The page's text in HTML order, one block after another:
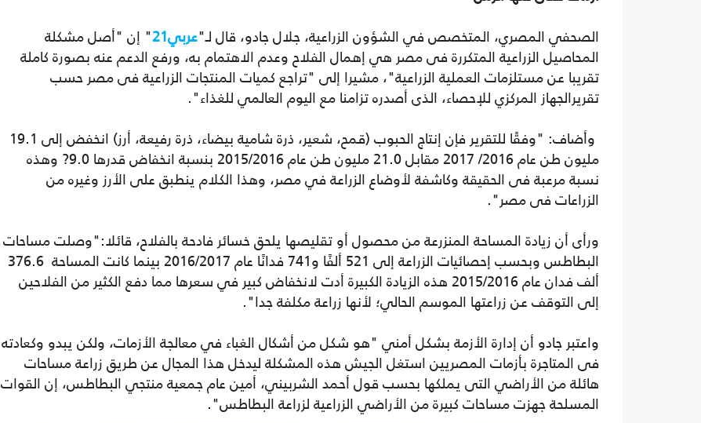
الصحفي المصري، المتخصص في الشؤون الزراعية، جلال جادو، قال لـ"عربي21
" إن "أصل مشكلة
المحاصيل الزراعية المتكررة فى مصر هي إهمال الفلاح وعدم الاهتمام به، ورفع الدعم عنه بصورة كاملة
تقريبا عن مستلزمات العملية الزراعية"، مشيرا إلى "تراجع كميات المنتجات الزراعية فى مصر حسب
تقريرالجهاز المركزي للإحصاء، الذى أصدره تزامنا مع اليوم العالمي للغذاء".
وأضاف: "وفقًا للتقرير فإن إنتاج الحبوب (قمح، شعير، ذرة شامية بيضاء، ذرة رفيعة، أرز) انخفض إلى 19.1
مليون طن عام 2016/ 2017 مقابل 21.0 مليون طن عام 2015/2016 بنسبة انخفاض قدرها 9.0? وهذه
نسبة مرعبة فى الحقيقة وكاشفة لأوضاع الزراعة في مصر، وهذا الكلام ينطبق على الأرز وغيره من
الزراعات فى مصر".
ورأى أن زيادة المساحة المنزرعة من محصول أو تقليصها يلحق خسائر فادحة بالفلاح، قائلا:"وصلت مساحات
البطاطس وبحسب إحصائيات الزراعة إلى 521 ألفًا و741 فدانًا عام 2016/2017 بينما كانت المساحة 376.6
ألف فدان عام 2015/2016 هذه الزيادة الكبيرة أدت لانخفاض كبير في سعرها مما دفع الكثير من الفلاحين
إلى التوقف عن زراعتها الموسم الحالي؛ لأنها زراعة مكلفة جدا".
واعتبر جادو أن إدارة الأزمة بشكل أمني "هو شكل من أشكال الغباء في معالجة الأزمات، ولكن يبدو وكعادته
فى المتاجرة بأزمات المصريين استغل الجيش هذه المشكلة ليدخل هذا المجال عن طريق زراعة مساحات
هائلة من الأراضي التى يملكها بحسب قول أحمد الشربيني، أمين عام جمعية منتجي البطاطس، إن القوات
المسلحة جهزت مساحات كبيرة من الأراضي الزراعية لزراعة البطاطس".